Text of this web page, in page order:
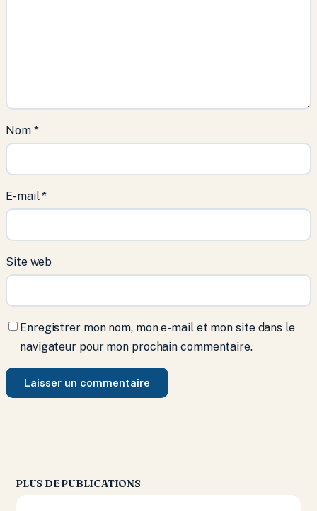
Nom *
E-mail*
Site web
Enregistrer mon nom, mon e-mail et mon site dans le
navigateur pour mon prochain commentaire.
PLUS DE PUBLICATIONS